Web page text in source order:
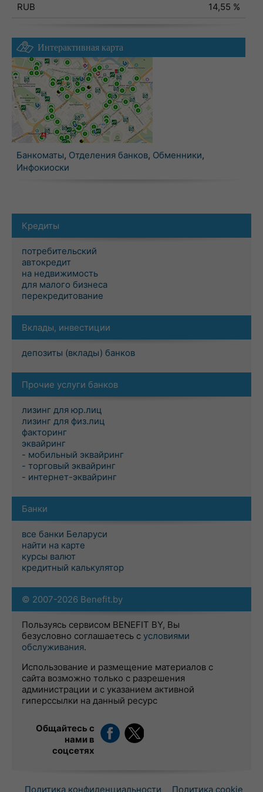
RUB
14,55 %
Интерактивная карта
Банкоматы, Отделения банков, Обменники,
Инфокиоски
Кредиты
потребительский
автокредит
на недвижимость
для малого бизнеса
перекредитование
Вклады, инвестиции
депозиты (вклады) банков
Прочие услуги банков
лизинг для юр.лиц
лизинг для физ.лиц
факторинг
эквайринг
- мобильный эквайринг
- торговый эквайринг
- интернет-эквайринг
Банки
все банки Беларуси
найти на карте
курсы валют
кредитный калькулятор
© 2007-2026 Benefit.by
Пользуясь сервисом BENEFIT BY, Вы
безусловно соглашаетесь с условиями
обслуживания.
Использование и размещение материалов с
сайта возможно только с разрешения
администрации и с указанием активной
гиперссылки на данный ресурс
Общайтесь с
нами в
соцсетях
Политика конфиденциальности Политика cookie